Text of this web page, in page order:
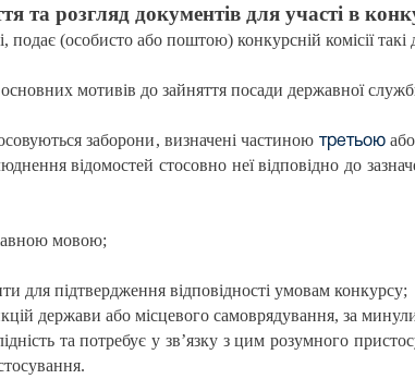
та розгляд документів для участі в
(особисто або поштою) конкурсній комісії такі
мотивів до зайняття посади державної
заборони, визначені частиною третьоюабо
відомостей стосовно неї відповідно до
мовою;
для підтвердження відповідності умовам конкурсу;
держави або місцевого самоврядування, за
та потребує у зв’язку з цим розумного